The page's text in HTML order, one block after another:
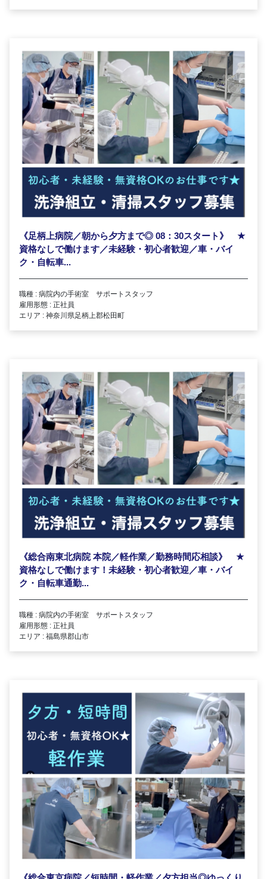
《足柄上病院／朝から夕方まで◎ 08：30スタート》 ★
資格なしで働けます／未経験・初心者歓迎／車・バイ
ク・自転車...
職種 : 病院内の手術室 サポートスタッフ
雇用形態 : 正社員
エリア : 神奈川県足柄上郡松田町
《総合南東北病院 本院／軽作業／勤務時間応相談》 ★
資格なしで働けます！未経験・初心者歓迎／車・バイ
ク・自転車通勤...
職種 : 病院内の手術室 サポートスタッフ
雇用形態 : 正社員
エリア : 福島県郡山市